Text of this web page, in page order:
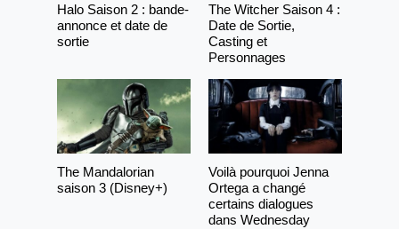
Halo Saison 2 : bande-
annonce et date de
sortie
The Witcher Saison 4 :
Date de Sortie,
Casting et
Personnages
The Mandalorian
saison 3 (Disney+)
Voilà pourquoi Jenna
Ortega a changé
certains dialogues
dans Wednesday